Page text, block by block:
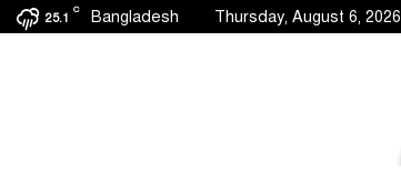
25.1
C Bangladesh Thursday, August 6, 2026